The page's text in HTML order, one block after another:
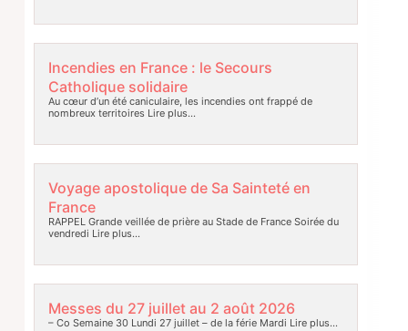
Incendies en France : le Secours
Catholique solidaire
Au cœur d’un été caniculaire, les incendies ont frappé de
nombreux territoires Lire plus…
Voyage apostolique de Sa Sainteté en
France
RAPPEL Grande veillée de prière au Stade de France Soirée du
vendredi Lire plus…
Messes du 27 juillet au 2 août 2026
– Co Semaine 30 Lundi 27 juillet – de la férie Mardi Lire plus…